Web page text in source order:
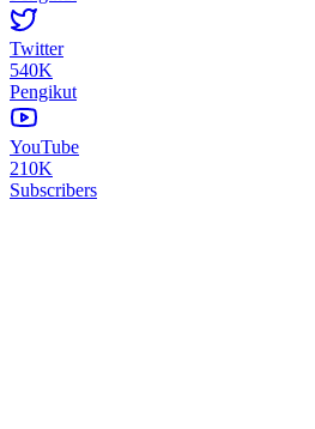
Twitter
540K
Pengikut
YouTube
210K
Subscribers